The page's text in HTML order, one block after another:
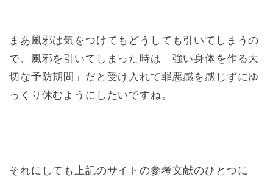
まあ風邪は気をつけてもどうしても引いてしまうの
で、風邪を引いてしまった時は「強い身体を作る大
切な予防期間」だと受け入れて罪悪感を感じずにゆ
っくり休むようにしたいですね。
それにしても上記のサイトの参考文献のひとつに